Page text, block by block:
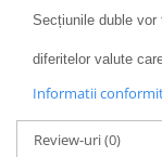
Secțiunile duble
diferitelor valute
Informatii
Review-uri(0)